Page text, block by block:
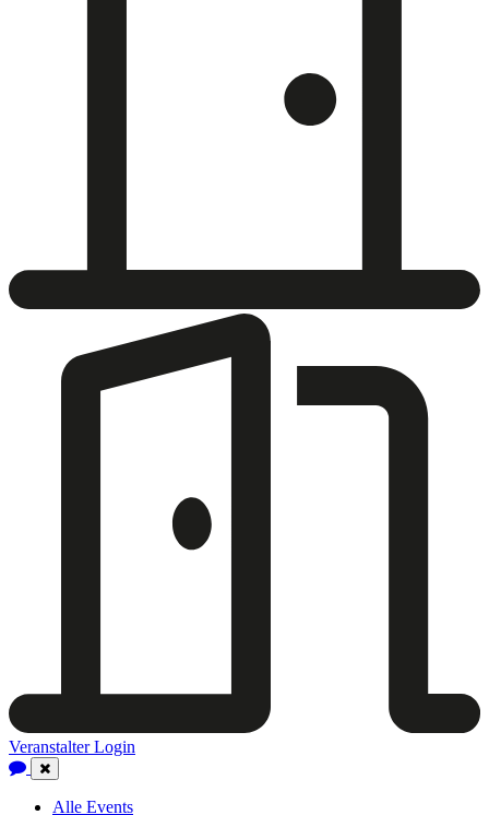
Veranstalter Login
Close
Navigation
Alle Events